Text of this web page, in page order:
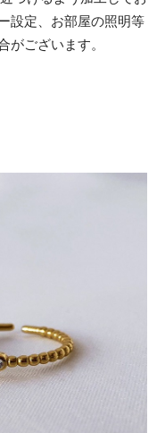
設定、お部屋の照明等
がございます。